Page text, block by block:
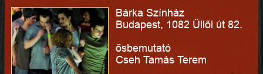
Bárka Színház
Budapest, 1082 Üllői út 82.
ősbemutató
Cseh Tamás Terem